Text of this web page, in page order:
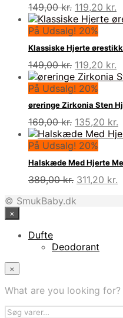
149,00kr. Den
pris
149,00 kr..
119,20 kr.
er:
På Udsalg! 20%
Klassiske Hjerte
149,00kr. Den
pris
var:
149,00 kr..
119,20 kr.
er:
På Udsalg! 20%
øreringe Zirkonia Sten
169,00kr. Den
pris
var:
169,00 kr..
135,20 kr.
På Udsalg! 20%
Halskæde Med Hjerte
389,00kr. Den
311,20 kr.
© SmukBaby.dk
×
Dufte
Deodorant
×
What are you looking for?